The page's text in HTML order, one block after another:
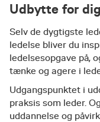
Udbytte for
Selv de dygtigste
ledelse bliver du
ledelsesopgave på,
tænke og agere i
Udgangspunktet i
praksis som leder.
uddannelse og